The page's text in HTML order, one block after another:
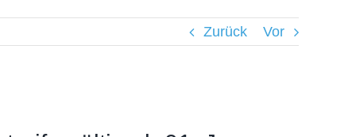
Zurück Vor